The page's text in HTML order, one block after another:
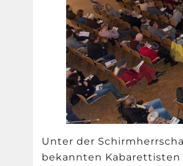
Unter der
bekannten Kabarettisten